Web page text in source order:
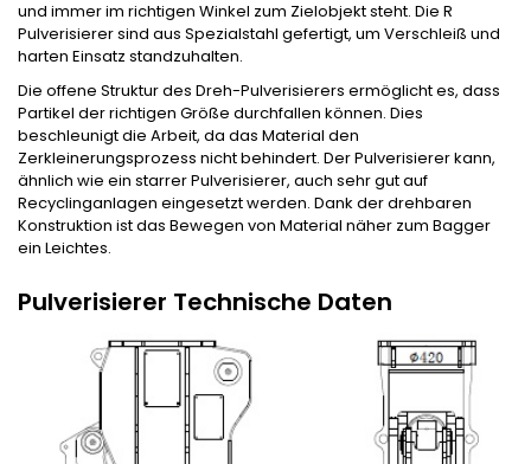
und immer im richtigen Winkel zum Zielobjekt steht. Die R
Pulverisierer sind aus Spezialstahl gefertigt, um Verschleiß und
harten Einsatz standzuhalten.
Die offene Struktur des Dreh-Pulverisierers ermöglicht es, dass
Partikel der richtigen Größe durchfallen können. Dies
beschleunigt die Arbeit, da das Material den
Zerkleinerungsprozess nicht behindert. Der Pulverisierer kann,
ähnlich wie ein starrer Pulverisierer, auch sehr gut auf
Recyclinganlagen eingesetzt werden. Dank der drehbaren
Konstruktion ist das Bewegen von Material näher zum Bagger
ein Leichtes.
Pulverisierer Technische Daten